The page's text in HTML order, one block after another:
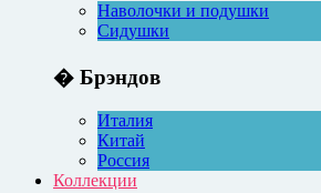
Наволочки и подушки
Сидушки
� Брэндов
Италия
Китай
Россия
Коллекции